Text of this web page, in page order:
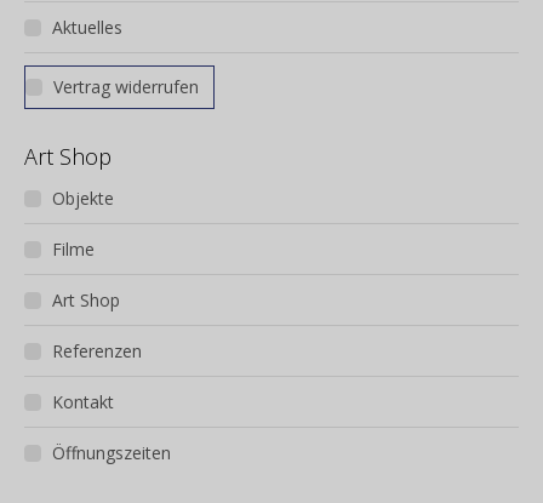
Aktuelles
Vertrag widerrufen
Art Shop
Objekte
Filme
Art Shop
Referenzen
Kontakt
Öffnungszeiten